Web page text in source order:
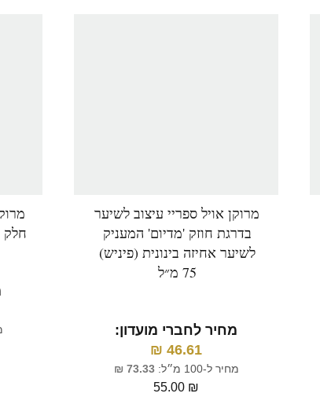
מרוקן אויל ספריי עיצוב לשיער
בדרגת חוזק 'מדיום' המעניק
לשיער אחיזה בינונית (פיניש)
75 מ״ל
מחיר לחברי מועדון:
46.61
₪
מחיר ל-100 מ״ל: 73.33
₪
55.00 ₪
חלק